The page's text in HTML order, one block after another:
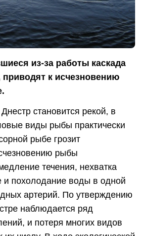
из-за работы каскада
приводят к исчезновению
становится рекой, в
виды рыбы практически
рыбе грозит
рыбы
течения, нехватка
и похолодание воды в одной
артерий. По утверждению
наблюдается ряд
и потеря многих видов